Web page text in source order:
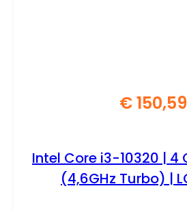
€150,59
Intel Core i3-10320 | 4
(4,6GHz Turbo) |